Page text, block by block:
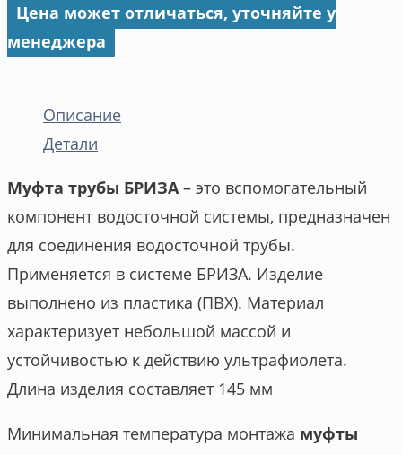
Цена может отличаться, уточняйте у
менеджера
Описание
Детали
Муфта трубы БРИЗА– это вспомогательный
компонент водосточной системы, предназначен
для соединения водосточной трубы.
Применяется в системе БРИЗА. Изделие
выполнено из пластика (ПВХ). Материал
характеризует небольшой массой и
устойчивостью к действию ультрафиолета.
Длина изделия составляет 145 мм
Минимальная температура монтажа муфты